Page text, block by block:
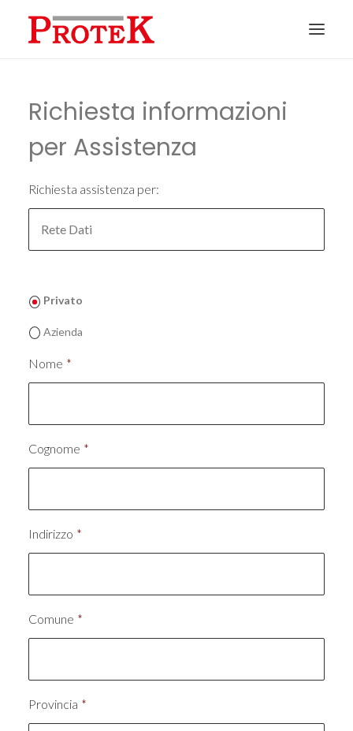
CHI SIAMO
SOLUZIONI
PREVENTIVI
Richiesta informazioni
per Assistenza
Richiesta assistenza per:
Privato
Azienda
Nome *
Cognome *
Indirizzo *
Comune *
Provincia *